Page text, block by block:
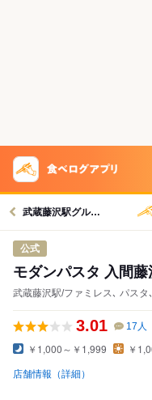
武蔵藤沢駅グルメへ
公式
モダンパスタ 入間藤
武蔵藤沢駅/ファミレス､ パスタ
3.01 17 人
￥1,000～￥1,999 ￥
店舗情報（詳細）